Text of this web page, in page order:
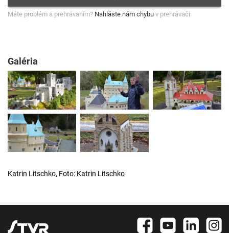
Máte problém s prehrávaním? Nahláste nám chybu v prehrávači.
Galéria
Katrin Litschko, Foto: Katrin Litschko